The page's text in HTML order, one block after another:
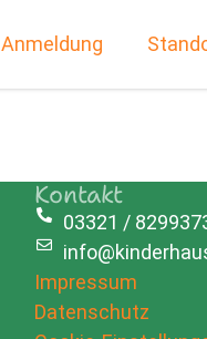
Anmeldung
Kontakt
03321 /
Impressum
Datenschutz